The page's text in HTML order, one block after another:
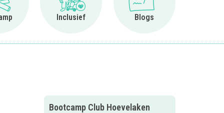
naar Op kamp
Inclusief
Ga naar Inclusief
Blogs
Ga naar Blogs
Bootcamp Club Hoevelaken